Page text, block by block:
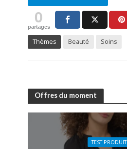
0
partages
Thèmes Beauté Soins
Offres du moment
TEST PRODUIT